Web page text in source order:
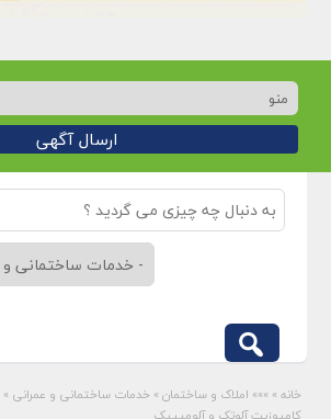
ارسال آگهی
خانه » »»» املاک و ساختمان » خدمات ساختمانی و عمرانی »